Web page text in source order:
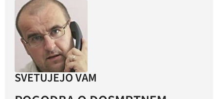
SVETUJEJO VAM